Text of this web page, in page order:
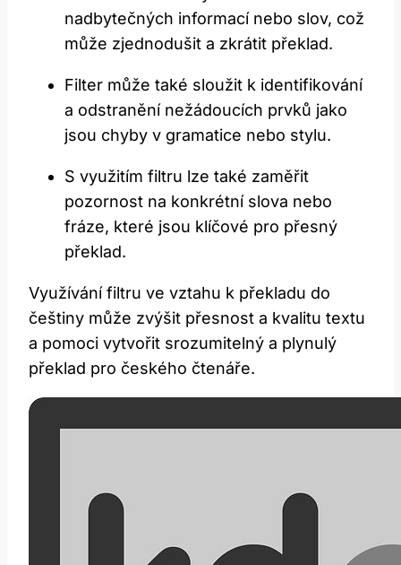
nadbytečných informací nebo slov, což
může zjednodušit a zkrátit překlad.
Filter může také sloužit k identifikování
a odstranění nežádoucích prvků jako
jsou chyby v gramatice nebo stylu.
S využitím filtru lze také zaměřit
pozornost na konkrétní slova nebo
fráze, které jsou klíčové pro přesný
překlad.
Využívání filtru ve vztahu k překladu do
češtiny může zvýšit přesnost a kvalitu textu
a pomoci vytvořit srozumitelný a plynulý
překlad pro českého čtenáře.